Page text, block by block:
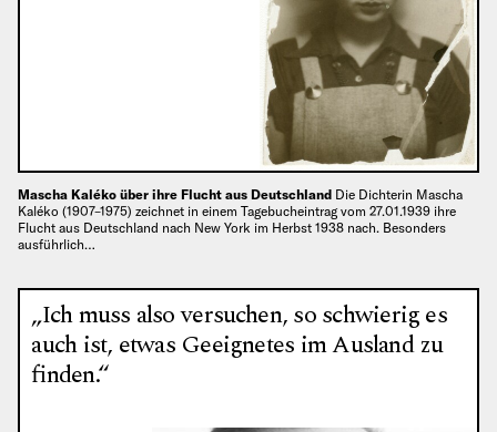
Mascha Kaléko über ihre Flucht aus Deutschland Die Dichterin Mascha
Kaléko (1907–1975) zeichnet in einem Tagebucheintrag vom 27.01.1939 ihre
Flucht aus Deutschland nach New York im Herbst 1938 nach. Besonders
ausführlich…
„Ich muss also versuchen, so schwierig es
auch ist, etwas Geeignetes im Ausland zu
finden.“